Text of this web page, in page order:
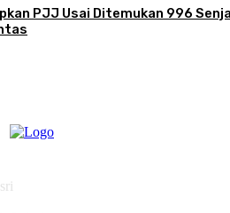
PJJ Usai Ditemukan 996